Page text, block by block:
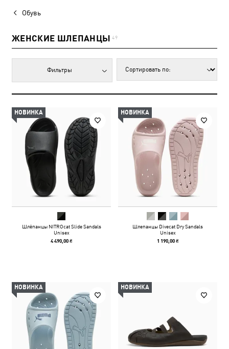
Обувь
ЖЕНСКИЕ ШЛЕПАНЦЫ 49
Фильтры
НОВИНКА
Шлёпанцы NITROcat Slide Sandals
Unisex
4 490,00 ₴
НОВИНКА
Шлепанцы Divecat Dry Sandals
Unisex
1 190,00 ₴
НОВИНКА НОВИНКА